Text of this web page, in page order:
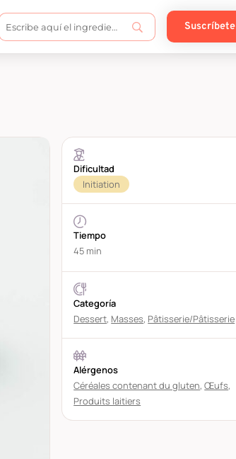
Suscríbete
Dificultad
Initiation
Tiempo
45 min
Categoría
Dessert, Masses, Pâtisserie/Pâtisserie
Alérgenos
Céréales contenant du gluten,Œufs,
Produits laitiers